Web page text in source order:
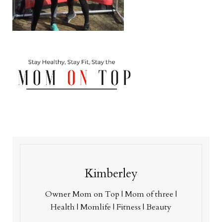
Kimberley
Owner Mom on Top | Mom of three |
Health | Momlife | Fitness | Beauty